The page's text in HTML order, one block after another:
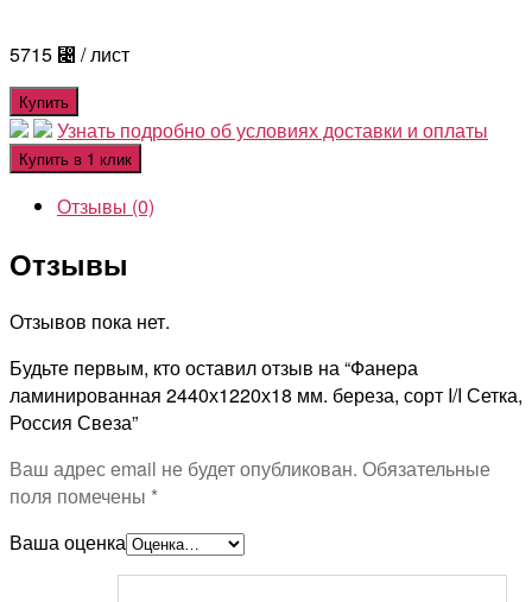
5715 ⃄ / лист
Купить
Узнать подробно об условиях доставки и оплаты
Купить в 1 клик
Отзывы (0)
Отзывы
Отзывов пока нет.
Будьте первым, кто оставил отзыв на “Фанера
ламинированная 2440х1220х18 мм. береза, сорт I/I Сетка,
Россия Свеза”
Ваш адрес email не будет опубликован. Обязательные
поля помечены *
Ваша оценка